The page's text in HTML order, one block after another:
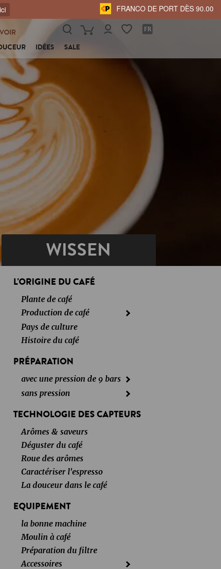
ici FRANCO DE PORT DÈS 90.00
IDÉES SALE
WISSEN
L'ORIGINE DU CAFÉ
Plante de café
Production de café
Pays de culture
Histoire du café
PRÉPARATION
avec une pression de 9 bars
sans pression
TECHNOLOGIE DES CAPTEURS
Arômes & saveurs
Déguster du café
Roue des arômes
Caractériser l'espresso
La douceur dans le café
EQUIPEMENT
la bonne machine
Moulin à café
Préparation du filtre
Accessoires